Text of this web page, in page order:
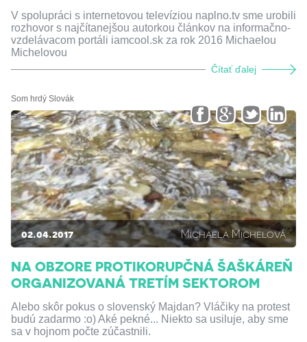
V spolupráci s internetovou televíziou naplno.tv sme urobili
rozhovor s najčítanejšou autorkou článkov na informačno-
vzdelávacom portáli iamcool.sk za rok 2016 Michaelou
Michelovou
Čítať ďalej
Som hrdý Slovák
02.04.2017 Michaela Michelová
NA OBZORE PROTIKORUPČNÁ ŠAŠKÁREŇ
ORGANIZOVANÁ TRETÍM SEKTOROM
Alebo skôr pokus o slovenský Majdan? Vláčiky na protest
budú zadarmo :o) Aké pekné... Niekto sa usiluje, aby sme
sa v hojnom počte zúčastnili.